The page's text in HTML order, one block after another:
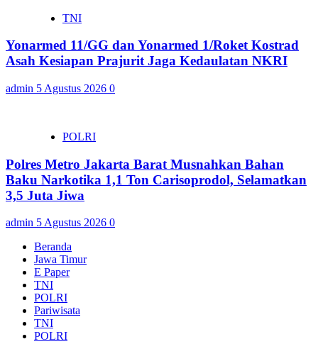
TNI
Yonarmed 11/GG dan Yonarmed 1/Roket Kostrad
Asah Kesiapan Prajurit Jaga Kedaulatan NKRI
admin 5 Agustus 2026 0
POLRI
Polres Metro Jakarta Barat Musnahkan Bahan
Baku Narkotika 1,1 Ton Carisoprodol, Selamatkan
3,5 Juta Jiwa
admin 5 Agustus 2026 0
Beranda
Jawa Timur
E Paper
TNI
POLRI
Pariwisata
TNI
POLRI